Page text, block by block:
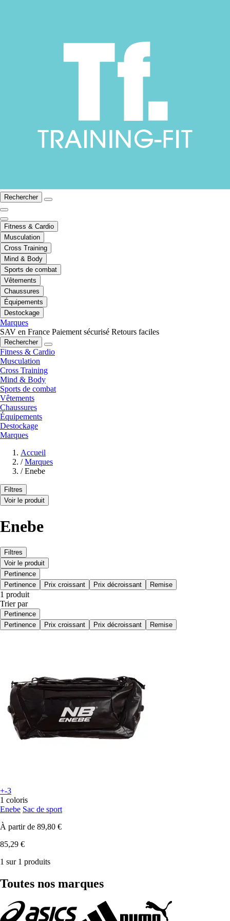
Rechercher
Fitness & Cardio
Musculation
Cross Training
Mind & Body
Sports de combat
Vêtements
Chaussures
Équipements
Destockage
Marques
SAV en France Paiement sécurisé Retours faciles
Rechercher
Fitness & Cardio
Musculation
Cross Training
Mind & Body
Sports de combat
Vêtements
Chaussures
Équipements
Destockage
Marques
Accueil
/ Marques
/ Enebe
Filtres
Voir le produit
Enebe
Filtres
Voir le produit
Pertinence
Pertinence
Prix croissant Prix décroissant Remise
1 produit
Trier par
Pertinence
Pertinence
Prix croissant Prix décroissant Remise
+-3
1 coloris
Enebe Sac de sport
À partir de 89,80 €
85,29 €
1 sur 1 produits
Toutes nos marques